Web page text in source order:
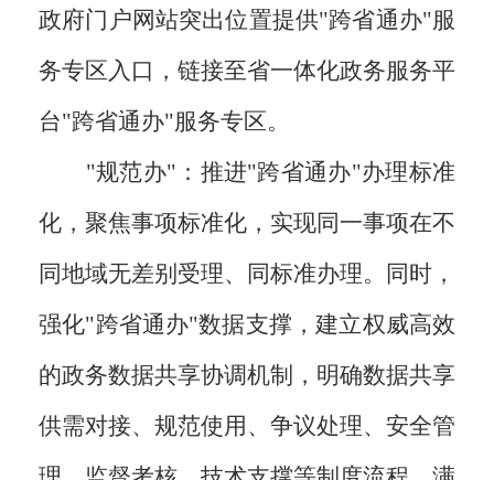
政府门户网站突出位置提供"跨省通办"服
务专区入口，链接至省一体化政务服务平
台"跨省通办"服务专区。
"规范办"：推进"跨省通办"办理标准
化，聚焦事项标准化，实现同一事项在不
同地域无差别受理、同标准办理。同时，
强化"跨省通办"数据支撑，建立权威高效
的政务数据共享协调机制，明确数据共享
供需对接、规范使用、争议处理、安全管